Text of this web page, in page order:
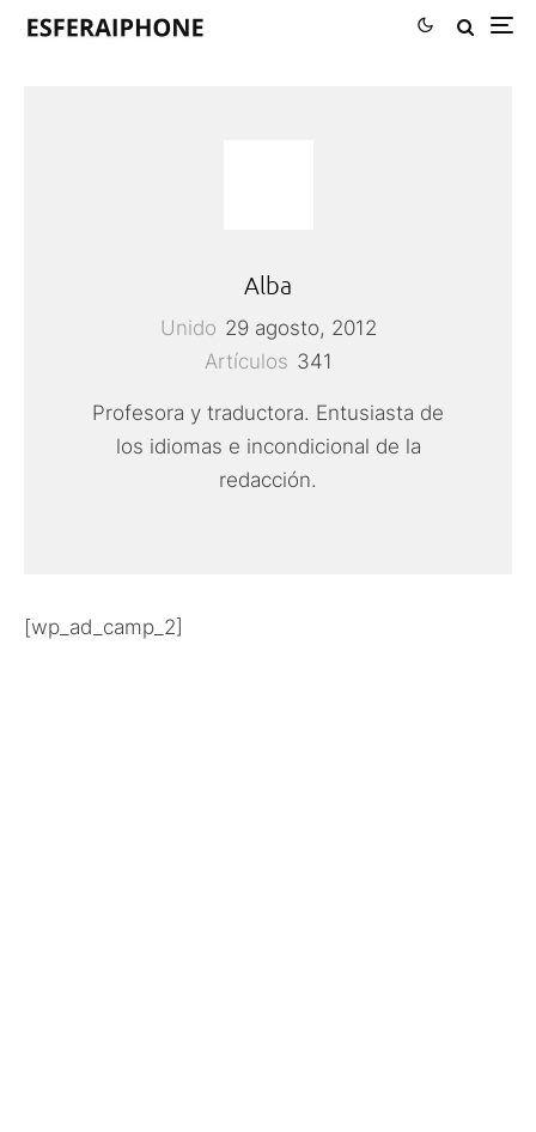
Alba
Unido 29 agosto, 2012
Artículos 341
Profesora y traductora. Entusiasta de
los idiomas e incondicional de la
redacción.
[wp_ad_camp_2]